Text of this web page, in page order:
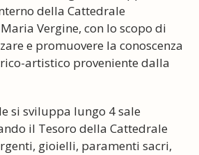
della Cattedrale
Vergine, con lo scopo di
e promuovere la conoscenza
artistico proveniente dalla
si sviluppa lungo 4 sale
il Tesoro della Cattedrale
gioielli, paramenti sacri,